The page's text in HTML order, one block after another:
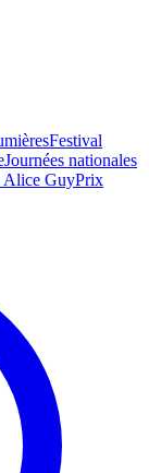
Festival
Journées nationales
Alice GuyPrix